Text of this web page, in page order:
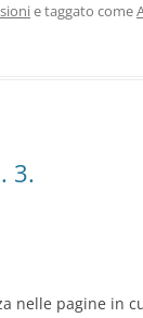
vie taggato come
3.
nelle pagine in